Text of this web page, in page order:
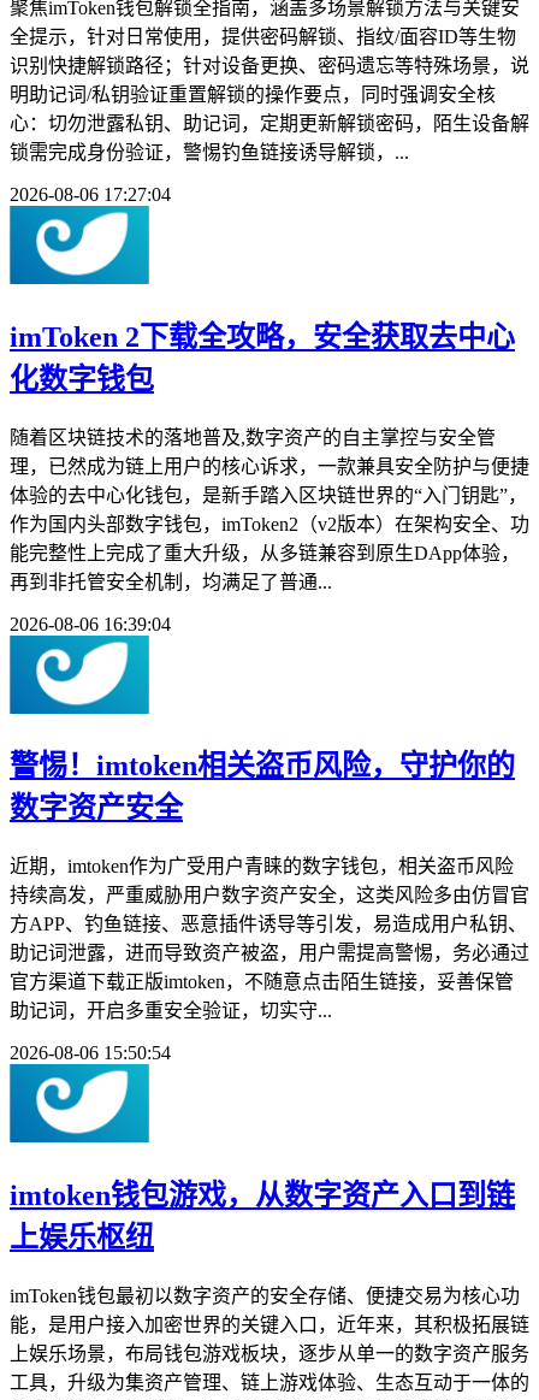
聚焦imToken钱包解锁全指南，涵盖多场景解锁方法与关键安
全提示，针对日常使用，提供密码解锁、指纹/面容ID等生物
识别快捷解锁路径；针对设备更换、密码遗忘等特殊场景，说
明助记词/私钥验证重置解锁的操作要点，同时强调安全核
心：切勿泄露私钥、助记词，定期更新解锁密码，陌生设备解
锁需完成身份验证，警惕钓鱼链接诱导解锁，...
2026-08-06 17:27:04
imToken 2下载全攻略，安全获取去中心
化数字钱包
随着区块链技术的落地普及,数字资产的自主掌控与安全管
理，已然成为链上用户的核心诉求，一款兼具安全防护与便捷
体验的去中心化钱包，是新手踏入区块链世界的“入门钥匙”，
作为国内头部数字钱包，imToken2（v2版本）在架构安全、功
能完整性上完成了重大升级，从多链兼容到原生DApp体验，
再到非托管安全机制，均满足了普通...
2026-08-06 16:39:04
警惕！imtoken相关盗币风险，守护你的
数字资产安全
近期，imtoken作为广受用户青睐的数字钱包，相关盗币风险
持续高发，严重威胁用户数字资产安全，这类风险多由仿冒官
方APP、钓鱼链接、恶意插件诱导等引发，易造成用户私钥、
助记词泄露，进而导致资产被盗，用户需提高警惕，务必通过
官方渠道下载正版imtoken，不随意点击陌生链接，妥善保管
助记词，开启多重安全验证，切实守...
2026-08-06 15:50:54
imtoken钱包游戏，从数字资产入口到链
上娱乐枢纽
imToken钱包最初以数字资产的安全存储、便捷交易为核心功
能，是用户接入加密世界的关键入口，近年来，其积极拓展链
上娱乐场景，布局钱包游戏板块，逐步从单一的数字资产服务
工具，升级为集资产管理、链上游戏体验、生态互动于一体的